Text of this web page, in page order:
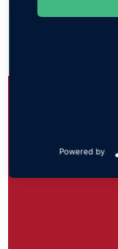
Powered by